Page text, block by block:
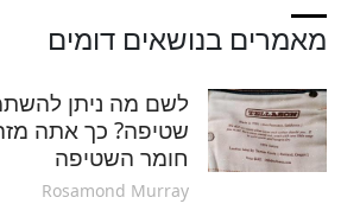
מאמרים בנושאים דומים
לשם מה ניתן
שטיפה? כך אתה
חומר השטיפה
Rosamond Murray